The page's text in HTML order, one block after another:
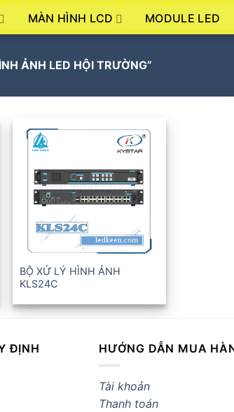
MÀN HÌNH LCD MODULE LED
ẢNH LED HỘI TRƯỜNG”
+
BỘ XỬ LÝ HÌNH ẢNH
KLS24C
ĐỊNH HƯỚNG DẪN MUA
Tài khoản
Thanh toán